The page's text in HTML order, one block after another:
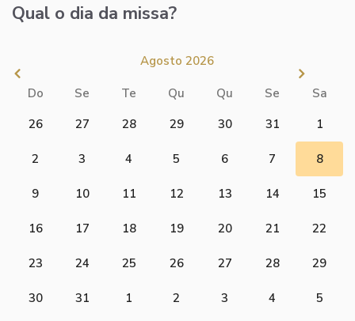
Qual o dia da missa?
Agosto 2026
Do Se Te Qu Qu Se
Sa
26
27 28 29 30 31 1
2 3 4 5 6 7 8
9 10 11 12 13 14 15
16 17 18 19 20 21 22
23 24 25 26 27 28 29
30 31 1 2 3 4 5